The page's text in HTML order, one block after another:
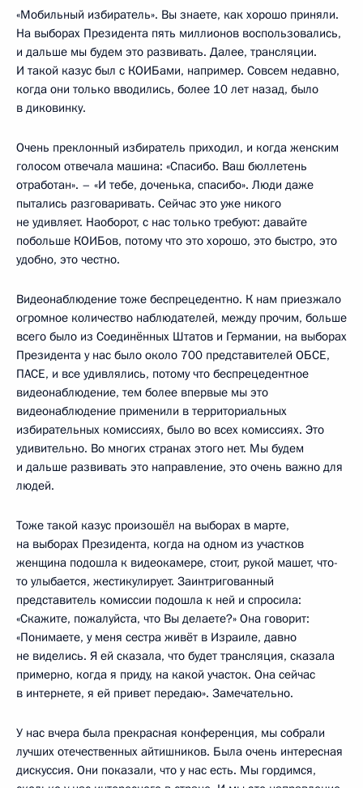
«Мобильный избиратель». Вы знаете, как хорошо приняли.
На выборах Президента пять миллионов воспользовались,
и дальше мы будем это развивать. Далее, трансляции.
И такой казус был с КОИБами, например. Совсем недавно,
когда они только вводились, более 10 лет назад, было
в диковинку.
Очень преклонный избиратель приходил, и когда женским
голосом отвечала машина: «Спасибо. Ваш бюллетень
отработан». – «И тебе, доченька, спасибо». Люди даже
пытались разговаривать. Сейчас это уже никого
не удивляет. Наоборот, с нас только требуют: давайте
побольше КОИБов, потому что это хорошо, это быстро, это
удобно, это честно.
Видеонаблюдение тоже беспрецедентно. К нам приезжало
огромное количество наблюдателей, между прочим, больше
всего было из Соединённых Штатов и Германии, на выборах
Президента у нас было около 700 представителей ОБСЕ,
ПАСЕ, и все удивлялись, потому что беспрецедентное
видеонаблюдение, тем более впервые мы это
видеонаблюдение применили в территориальных
избирательных комиссиях, было во всех комиссиях. Это
удивительно. Во многих странах этого нет. Мы будем
и дальше развивать это направление, это очень важно для
людей.
Тоже такой казус произошёл на выборах в марте,
на выборах Президента, когда на одном из участков
женщина подошла к видеокамере, стоит, рукой машет, что-
то улыбается, жестикулирует. Заинтригованный
представитель комиссии подошла к ней и спросила:
«Скажите, пожалуйста, что Вы делаете?» Она говорит:
«Понимаете, у меня сестра живёт в Израиле, давно
не виделись. Я ей сказала, что будет трансляция, сказала
примерно, когда я приду, на какой участок. Она сейчас
в интернете, я ей привет передаю». Замечательно.
У нас вчера была прекрасная конференция, мы собрали
лучших отечественных айтишников. Была очень интересная
дискуссия. Они показали, что у нас есть. Мы гордимся,